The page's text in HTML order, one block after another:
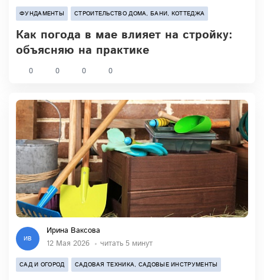
ФУНДАМЕНТЫ СТРОИТЕЛЬСТВО ДОМА, БАНИ, КОТТЕДЖА
Как погода в мае влияет на стройку:
объясняю на практике
0 0 0
0
ИВ
Ирина Ваксова
12 Мая 2026
читать 5 минут
САД И ОГОРОД САДОВАЯ ТЕХНИКА, САДОВЫЕ ИНСТРУМЕНТЫ